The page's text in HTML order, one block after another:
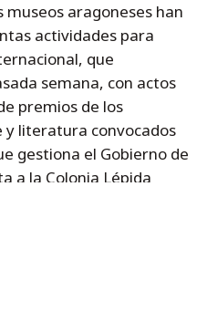
museos aragoneses han
actividades para
que
semana, con actos
premios de los
y literatura convocados
gestiona el Gobierno de
a la Colonia Lépida